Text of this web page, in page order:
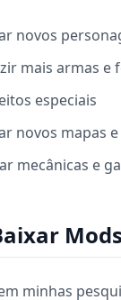
novos
mais armas e
especiais
novos mapas
mecânicas e
minhas